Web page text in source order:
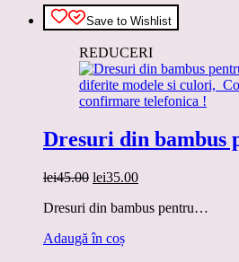
Save to Wishlist
REDUCERI
Dresuri din bambus
lei45.00 Prețul
a
lei45.00.
lei35.00Prețul
este:
Dresuri din bambus pentru…
Adaugă în coș